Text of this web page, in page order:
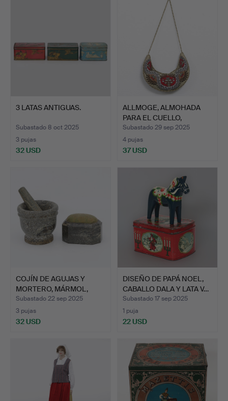
3 LATAS ANTIGUAS.
Subastado 8 oct 2025
3 pujas
32 USD
ALLMOGE, ALMOHADA
PARA EL CUELLO,
BORDADO …
Subastado 29 sep 2025
4 pujas
37 USD
COJÍN DE AGUJAS Y
MORTERO, MÁRMOL,
SIGLO 1…
Subastado 22 sep 2025
3 pujas
32 USD
DISEÑO DE PAPÁ NOEL,
CABALLO DALA Y LATA V…
Subastado 17 sep 2025
1 puja
22 USD